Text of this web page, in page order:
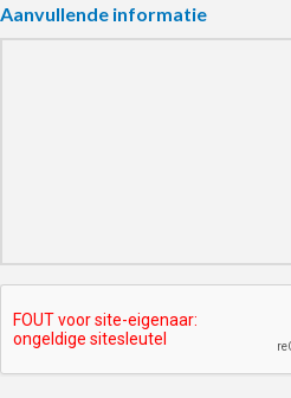
Aanvullende informatie